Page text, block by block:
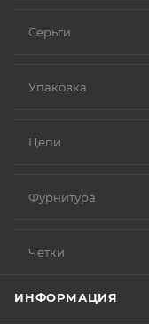
Серьги
Упаковка
Цепи
Фурнитура
Чётки
ИНФОРМАЦИЯ